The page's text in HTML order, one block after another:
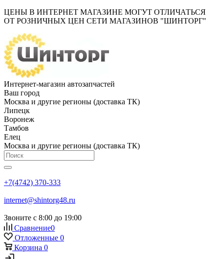
ЦЕНЫ В ИНТЕРНЕТ МАГАЗИНЕ МОГУТ ОТЛИЧАТЬСЯ
ОТ РОЗНИЧНЫХ ЦЕН СЕТИ МАГАЗИНОВ "ШИНТОРГ"
Интернет-магазин автозапчастей
Ваш город
Москва и другие регионы (доставка ТК)
Липецк
Воронеж
Тамбов
Елец
Москва и другие регионы (доставка ТК)
+7(4742) 370-333
internet@shintorg48.ru
Звоните с 8:00 до 19:00
Сравнение0
Отложенные 0
Корзина 0